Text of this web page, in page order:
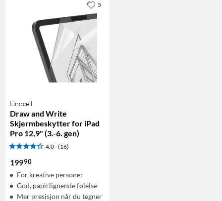
Linocell
Draw and Write
Skjermbeskytter for iPad
Pro 12,9" (3.-6. gen)
4.0 (16)
19990
For kreative personer
God, papirlignende følelse
Mer presisjon når du tegner
5